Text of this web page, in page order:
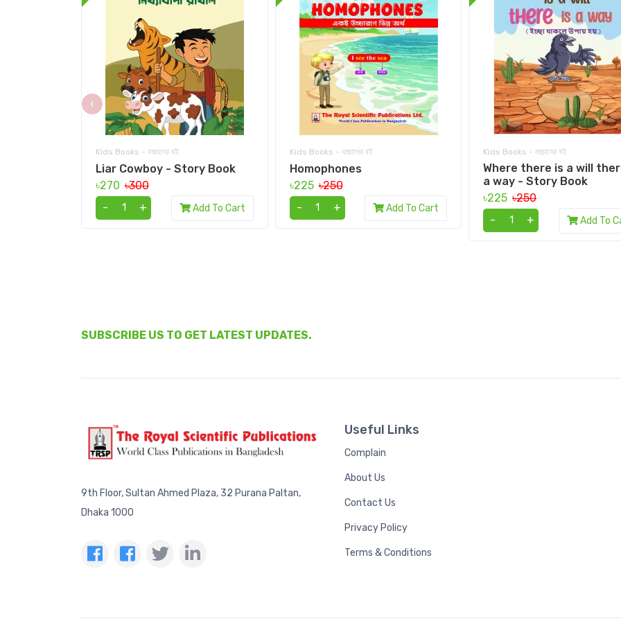
Kids Books - বাচ্চাদের বই
Liar Cowboy - Story Book
৳270 ৳300
-
+ Add To Cart
Kids Books - বাচ্চাদের বই
Homophones
৳225 ৳250
-
+ Add To Cart
Kids Books - বাচ্চাদের বই
Where there is a will
a way - Story Book
৳225 ৳250
-
+ Add To
‹
SUBSCRIBE US TO GET LATEST UPDATES.
9th Floor, Sultan Ahmed Plaza, 32 Purana Paltan,
Dhaka 1000
Useful Links
Complain
About Us
Contact Us
Privacy Policy
Terms & Conditions